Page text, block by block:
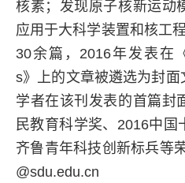
核素；发现原子核新运动
应用于大科学装置和核工
30余篇， 2016年发表在
s》上的文章被遴选为封
学者在该刊发表的首篇封
民教育科学奖、 2016中国
齐鲁青年科技创新标兵等
@sdu.edu.cn